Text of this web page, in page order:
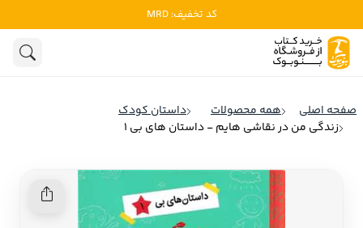
کد تخفیف: MRD
ادبیات
روانشناسی
تاریخ و سیاست
ادبیات آمریکا
ادبیات فرانسه
ادبیات ایتالیا
صفحه اصلی همه محصولات
داستان کودک
زندگی من در نقاشی هایم - داستان های بی 1